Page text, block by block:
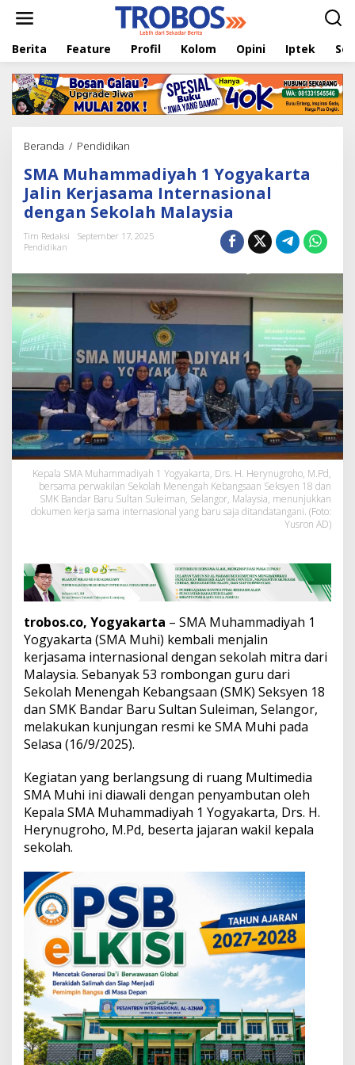
t
Berita Feature Profil Kolom Opini Iptek
Beranda / Pendidikan
A
M
u
h
a
a
d
1
Y
o
g
y
a
k
a
r
t
a
J
K
r
j
a
s
a
m
a
I
n
t
r
a
s
i
l
d
n
n
S
e
k
o
l
a
SMA Muhammadiyah 1 Yogyakarta
Jalin Kerjasama Internasional
dengan Sekolah Malaysia
Tim Redaksi
September 17, 2025
Pendidikan
Kepala SMA Muhammadiyah 1 Yogyakarta, Drs. H. Herynugroho, M.Pd,
bersama perwakilan Sekolah Menengah Kebangsaan Seksyen 18 dan
SMK Bandar Baru Sultan Suleiman, Selangor, Malaysia, menunjukkan
dokumen kerja sama internasional yang baru saja ditandatangani. (Foto:
Yusron AD)
trobos.co, Yogyakarta – SMA Muhammadiyah 1
Yogyakarta (SMA Muhi) kembali menjalin
kerjasama internasional dengan sekolah mitra dari
Malaysia. Sebanyak 53 rombongan guru dari
Sekolah Menengah Kebangsaan (SMK) Seksyen 18
dan SMK Bandar Baru Sultan Suleiman, Selangor,
melakukan kunjungan resmi ke SMA Muhi pada
Selasa (16/9/2025).
Kegiatan yang berlangsung di ruang Multimedia
SMA Muhi ini diawali dengan penyambutan oleh
Kepala SMA Muhammadiyah 1 Yogyakarta, Drs. H.
Herynugroho, M.Pd, beserta jajaran wakil kepala
sekolah.